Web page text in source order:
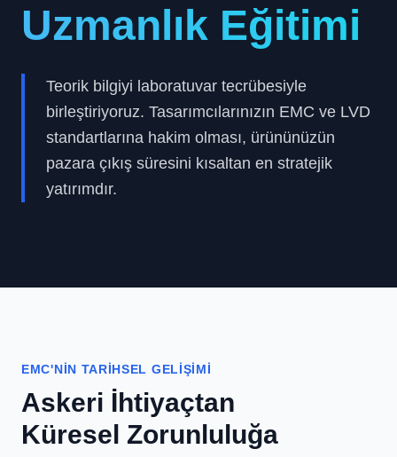
Uzmanlık Eğitimi
Teorik bilgiyi laboratuvar tecrübesiyle
birleştiriyoruz. Tasarımcılarınızın EMC ve LVD
standartlarına hakim olması, ürününüzün
pazara çıkış süresini kısaltan en stratejik
yatırımdır.
EMC'NIN TARIHSEL GELIŞIMI
Askeri İhtiyaçtan
Küresel Zorunluluğa